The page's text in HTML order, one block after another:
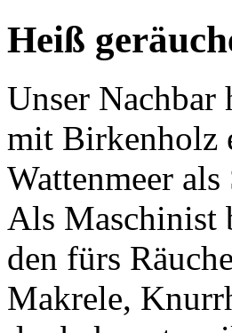
Heiß
Unser Nachbar
mit Birkenholz
Wattenmeer
Als Maschinist
den fürs
Makrele,